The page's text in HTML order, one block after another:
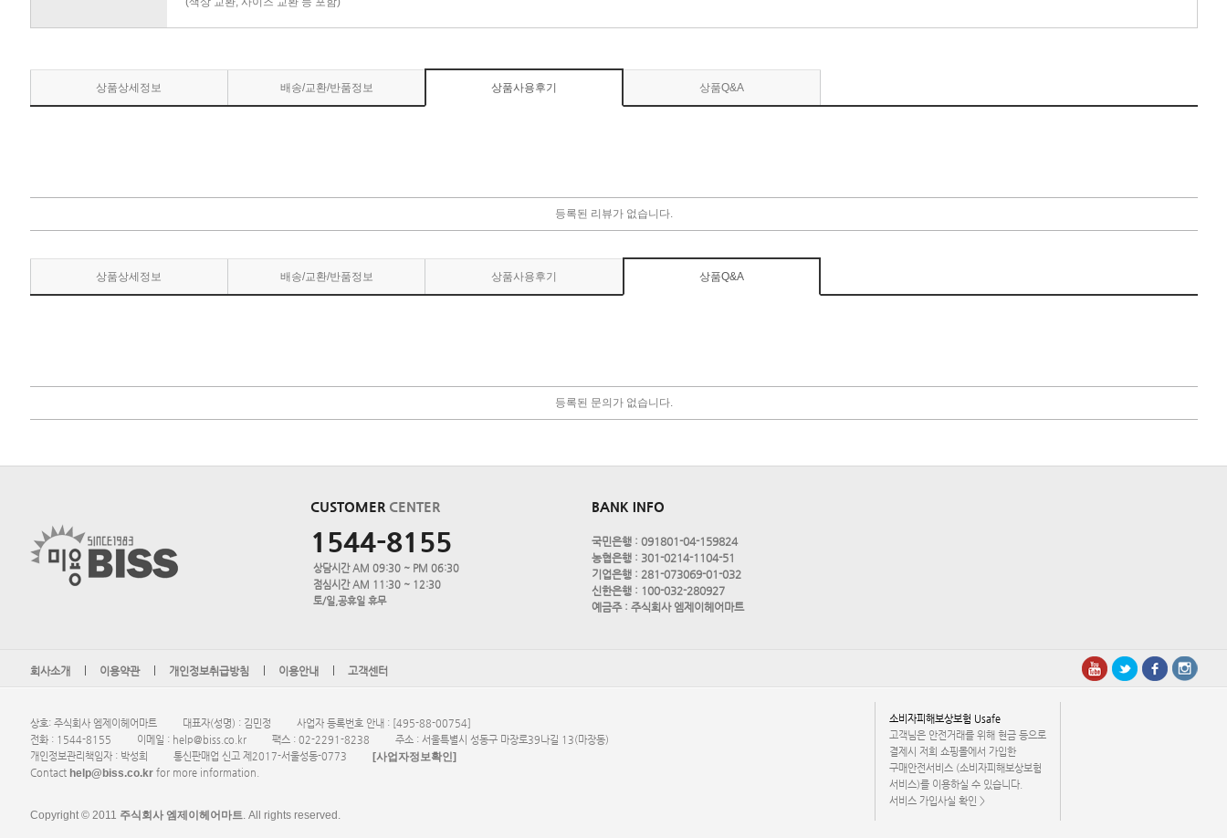
상품상세정보 배송/교환/반품정보 상품사용후기 상품Q&A
등록된 리뷰가 없습니다.
상품상세정보 배송/교환/반품정보 상품사용후기 상품Q&A
등록된 문의가 없습니다.
CUSTOMER CENTER
1544-8155
상담시간 AM 09:30 ~ PM 06:30
점심시간 AM 11:30 ~ 12:30
토/일,공휴일 휴무
BANK INFO
국민은행 : 091801-04-159824
농협은행 : 301-0214-1104-51
기업은행 : 281-073069-01-032
신한은행 : 100-032-280927
예금주 : 주식회사 엠제이헤어마트
회사소개 이용약관 개인정보취급방침 이용안내 고객센터
상호: 주식회사 엠제이헤어마트 대표자(성명) : 김민정
사업자 등록번호 안내 : [495-88-00754]
전화 : 1544-8155
이메일 : help@biss.co.kr 팩스 : 02-2291-8238
주소 : 서울특별시 성동구 마장로39나길 13(마장동)
개인정보관리책임자 : 박성희
통신판매업 신고 제2017-서울성동-0773 [사업자정보확인]
Contact help@biss.co.krfor more information.
Copyright © 2011 주식회사 엠제이헤어마트. All rights reserved.
소비자피해보상보험 Usafe
고객님은 안전거래를 위해 현금 등으로
결제시 저희 쇼핑몰에서 가입한
구매안전서비스 (소비자피해보상보험
서비스)를 이용하실 수 있습니다.
서비스 가입사실 확인 >